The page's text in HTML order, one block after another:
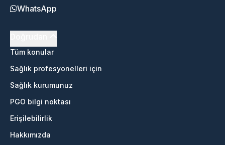
WhatsApp
Tüm konular
Sağlık profesyonelleri için
Sağlık kurumunuz
PGO bilgi noktası
Erişilebilirlik
Hakkımızda